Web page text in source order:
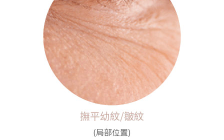
撫平幼紋/皺紋
(局部位置)